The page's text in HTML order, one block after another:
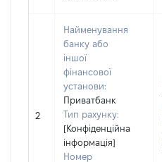
2
Найменування
банку або
іншої
фінансової
установи:
Приватбанк
Тип рахунку:
[Конфіденційна
інформація]
Номер